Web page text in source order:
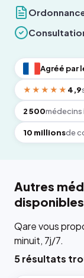
Agréé par
★★★★★ 4,9
2 500médecins
10 millionsde
Autres
Qare vous
minuit, 7j/7.
5 résultats